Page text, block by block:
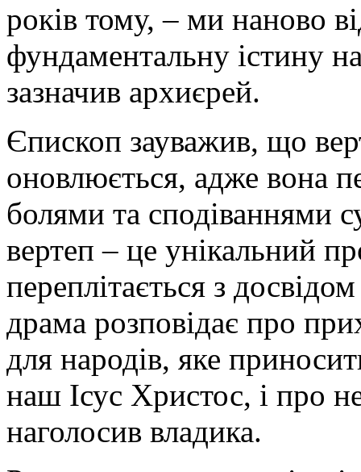
років тому, – ми наново
фундаментальну істину
зазначив архиєрей.
Єпископ зауважив, що
оновлюється, адже вона
болями та сподіваннями
вертеп – це унікальний
переплітається з
драма розповідає про
для народів, яке
наш Ісус Христос, і про
наголосив владика.